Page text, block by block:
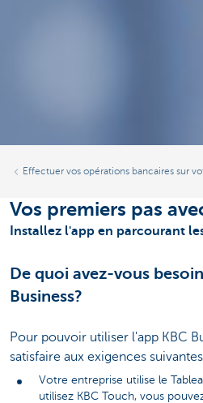
Effectuer vos opérations bancaires sur
Vos premiers pas
Installez l'app en parcourant
De quoi avez-vous
Business?
Pour pouvoir utiliser l'app KBC
satisfaire aux exigences
Votre entreprise utilise le
utilisez KBC Touch, vous